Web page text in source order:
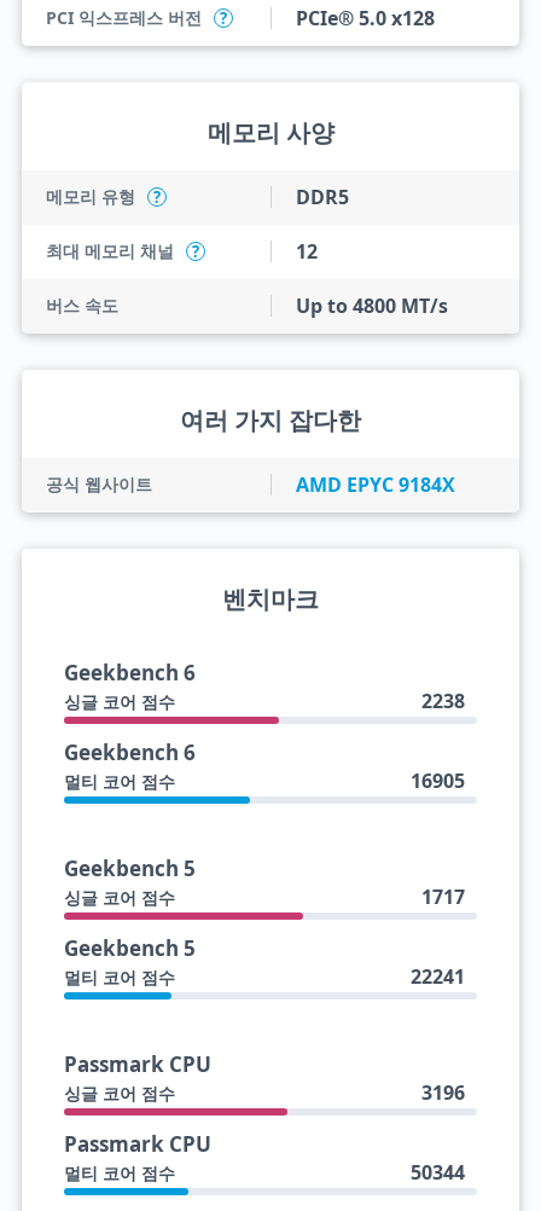
PCI 익스프레스 버전 ? PCIe® 5.0 x128
메모리 사양
메모리 유형 ? DDR5
최대 메모리 채널 ? 12
버스 속도 Up to 4800 MT/s
여러 가지 잡다한
공식 웹사이트 AMD EPYC 9184X
벤치마크
Geekbench 6
싱글 코어 점수 2238
Geekbench 6
멀티 코어 점수 16905
Geekbench 5
싱글 코어 점수 1717
Geekbench 5
멀티 코어 점수 22241
Passmark CPU
싱글 코어 점수 3196
Passmark CPU
멀티 코어 점수 50344